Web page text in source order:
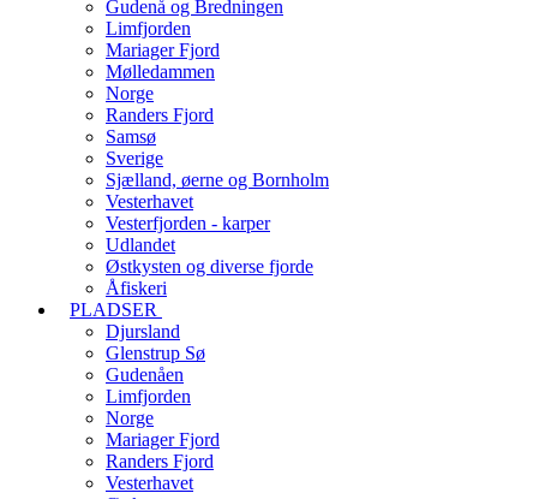
Gudenå og Bredningen
Limfjorden
Mariager Fjord
Mølledammen
Norge
Randers Fjord
Samsø
Sverige
Sjælland, øerne og Bornholm
Vesterhavet
Vesterfjorden - karper
Udlandet
Østkysten og diverse fjorde
Åfiskeri
PLADSER
Djursland
Glenstrup Sø
Gudenåen
Limfjorden
Norge
Mariager Fjord
Randers Fjord
Vesterhavet